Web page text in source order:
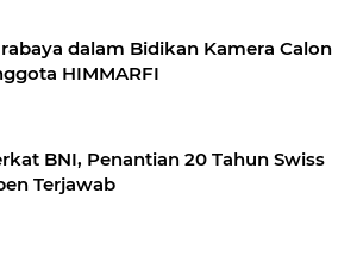
dalam Bidikan Kamera Calon
HIMMARFI
BNI, Penantian 20 Tahun Swiss
Terjawab